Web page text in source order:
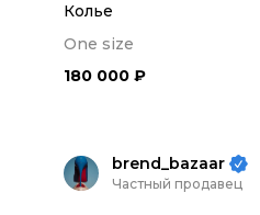
Колье
One size
180 000 ₽
brend_bazaar
Частный продавец